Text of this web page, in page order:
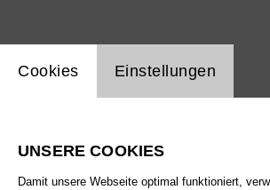
Einstellung Website Cookie
Cookies Einstellungen
UNSERE COOKIES
Damit unsere Webseite optimal funktioniert,